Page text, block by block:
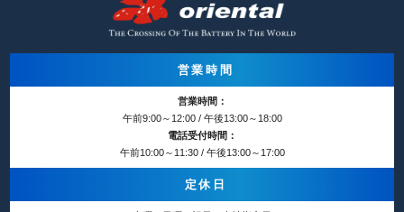
営業時間
営業時間：
午前9:00～12:00 / 午後13:00～18:00
電話受付時間：
午前10:00～11:30 / 午後13:00～17:00
定休日